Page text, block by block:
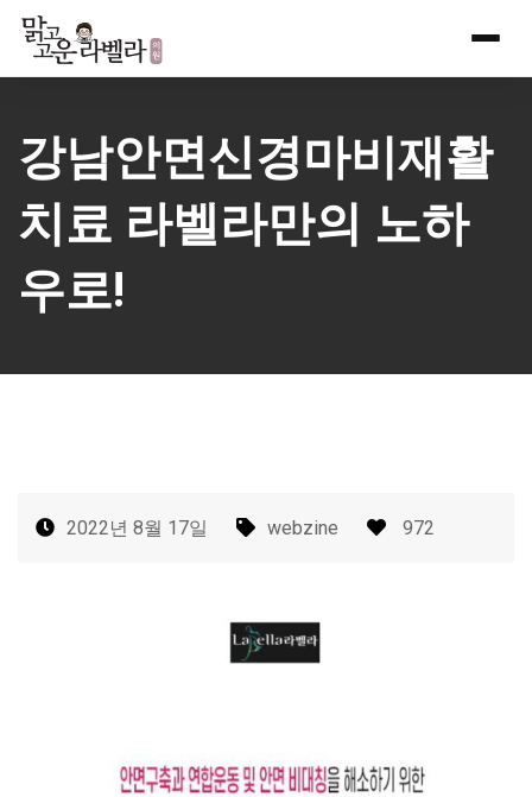
Skip
content
강남안면신경마비재활
치료 라벨라만의 노하
우로!
2022년 8월 17일 webzine 972